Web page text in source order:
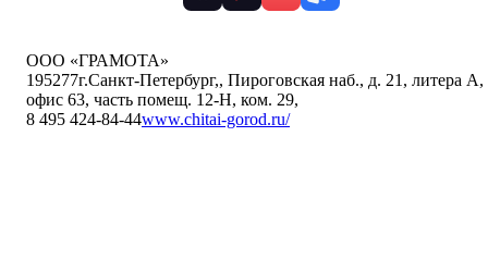
ООО «ГРАМОТА»
195277г.Санкт-Петербург,, Пироговская наб., д. 21, литера А,
офис 63, часть помещ. 12-Н, ком. 29,
8 495 424-84-44www.chitai-gorod.ru/